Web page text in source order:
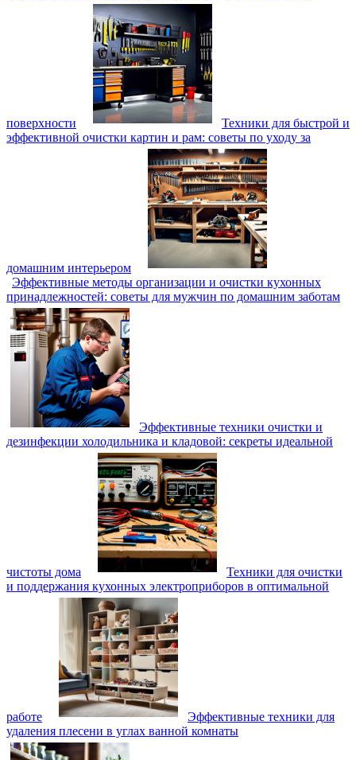
поверхности
Техники для быстрой и
эффективной очистки картин и рам: советы по уходу за
домашним интерьером
Эффективные методы организации и очистки кухонных
принадлежностей: советы для мужчин по домашним заботам
Эффективные техники очистки и
дезинфекции холодильника и кладовой: секреты идеальной
чистоты дома
Техники для очистки
и поддержания кухонных электроприборов в оптимальной
работе
Эффективные техники для
удаления плесени в углах ванной комнаты